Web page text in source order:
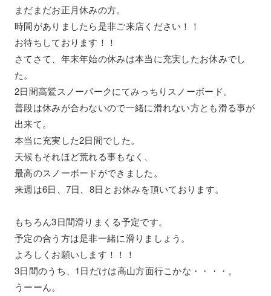
まだまだお正月休みの方。
時間がありましたら是非ご来店ください！！
お待ちしております！！
さてさて、年末年始の休みは本当に充実したお休みでし
た。
2日間高鷲スノーパークにてみっちりスノーボード。
普段は休みが合わないので一緒に滑れない方とも滑る事が
出来て。
本当に充実した2日間でした。
天候もそれほど荒れる事もなく、
最高のスノーボードができました。
来週は6日、7日、8日とお休みを頂いております。
もちろん3日間滑りまくる予定です。
予定の合う方は是非一緒に滑りましょう。
よろしくお願いします！！！
3日間のうち、1日だけは高山方面行こかな・・・・。
うーーん。